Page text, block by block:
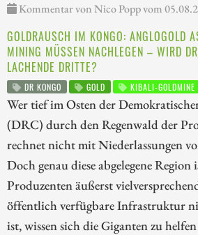
Kommentar von Nico Popp vom
GOLDRAUSCH IM KONGO: ANGLOGOLD
MINING MÜSSEN NACHLEGEN – WIRD
LACHENDE DRITTE?
DR KONGO GOLD KIBALI-GOLDMINE
Wer tief im Osten der
(DRC) durch den Regenwald der
rechnet nicht mit Niederlassungen
Doch genau diese abgelegene
Produzenten äußerst
öffentlich verfügbare Infrastruktur
ist, wissen sich die Giganten zu